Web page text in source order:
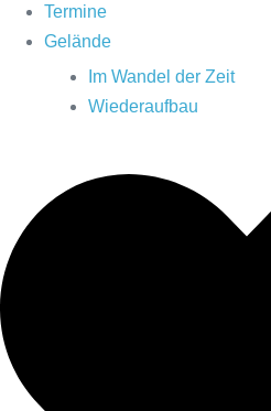
Termine
Gelände
Im Wandel der Zeit
Wiederaufbau